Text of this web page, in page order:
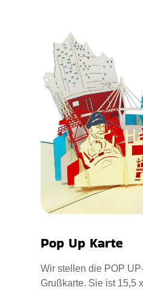
Pop Up Karte
Wir stellen die POP
Grußkarte. Sie ist 15,5